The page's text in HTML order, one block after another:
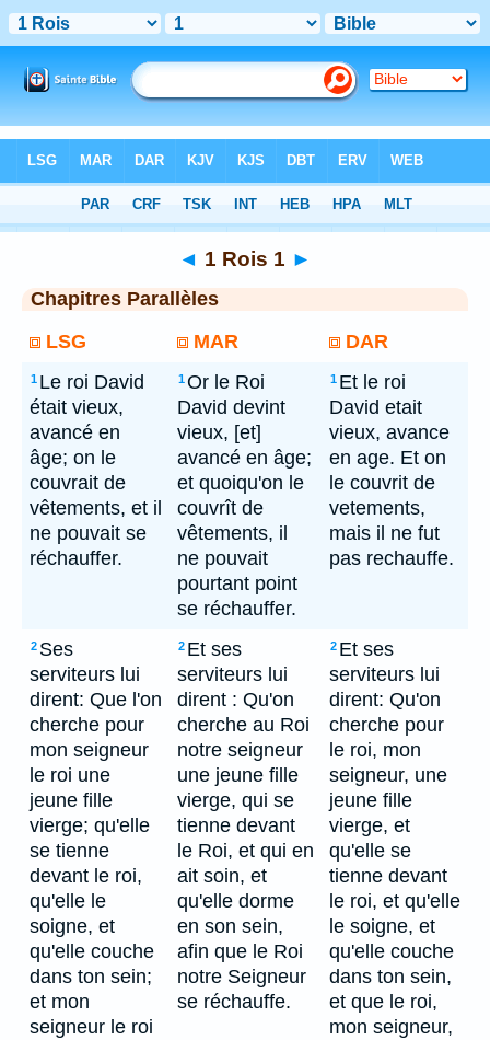
◄ 1 Rois 1 ►
Chapitres Parallèles
LSG
MAR DAR
1 Le roi David
était vieux,
avancé en
âge; on le
couvrait de
vêtements, et il
ne pouvait se
réchauffer.
1Or le Roi
David devint
vieux, [et]
avancé en âge;
et quoiqu'on le
couvrît de
vêtements, il
ne pouvait
pourtant point
se réchauffer.
1 Et le roi
David etait
vieux, avance
en age. Et on
le couvrit de
vetements,
mais il ne fut
pas rechauffe.
2 Ses
serviteurs lui
dirent: Que l'on
cherche pour
mon seigneur
le roi une
jeune fille
vierge; qu'elle
se tienne
devant le roi,
qu'elle le
soigne, et
qu'elle couche
dans ton sein;
et mon
seigneur le roi
2 Et ses
serviteurs lui
dirent : Qu'on
cherche au Roi
notre seigneur
une jeune fille
vierge, qui se
tienne devant
le Roi, et qui en
ait soin, et
qu'elle dorme
en son sein,
afin que le Roi
notre Seigneur
se réchauffe.
2 Et ses
serviteurs lui
dirent: Qu'on
cherche pour
le roi, mon
seigneur, une
jeune fille
vierge, et
qu'elle se
tienne devant
le roi, et qu'elle
le soigne, et
qu'elle couche
dans ton sein,
et que le roi,
mon seigneur,